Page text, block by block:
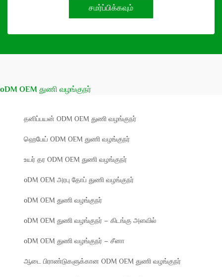
சமர்ப்பிக்கவும்
oDM OEM துணி வழங்குநர்
தனிப்பயன் ODM OEM துணி வழங்குநர்
ஹெபேய் ODM OEM துணி வழங்குநர்
உயர் தர ODM OEM துணி வழங்குநர்
oDM OEM அரபு தோப் துணி வழங்குநர்
oDM OEM துணி வழங்குநர்
oDM OEM துணி வழங்குநர் – கிடங்கு அளவில்
oDM OEM துணி வழங்குநர் – சீனா
ஆடை பிராண்டுகளுக்கான ODM OEM துணி வழங்குநர்